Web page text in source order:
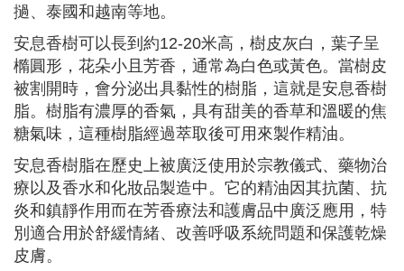
撾、泰國和越南等地。
安息香樹可以長到約12-20米高，樹皮灰白，葉子呈
橢圓形，花朵小且芳香，通常為白色或黃色。當樹皮
被割開時，會分泌出具黏性的樹脂，這就是安息香樹
脂。樹脂有濃厚的香氣，具有甜美的香草和溫暖的焦
糖氣味，這種樹脂經過萃取後可用來製作精油。
安息香樹脂在歷史上被廣泛使用於宗教儀式、藥物治
療以及香水和化妝品製造中。它的精油因其抗菌、抗
炎和鎮靜作用而在芳香療法和護膚品中廣泛應用，特
別適合用於舒緩情緒、改善呼吸系統問題和保護乾燥
皮膚。